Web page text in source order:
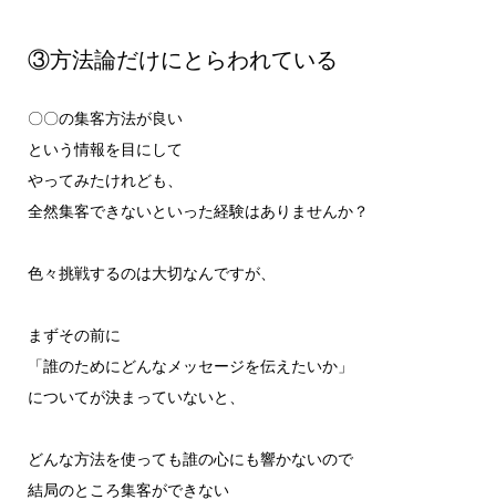
③方法論だけにとらわれている
〇〇の集客方法が良い
という情報を目にして
やってみたけれども、
全然集客できないといった経験はありませんか？
色々挑戦するのは大切なんですが、
まずその前に
「誰のためにどんなメッセージを伝えたいか」
についてが決まっていないと、
どんな方法を使っても誰の心にも響かないので
結局のところ集客ができない